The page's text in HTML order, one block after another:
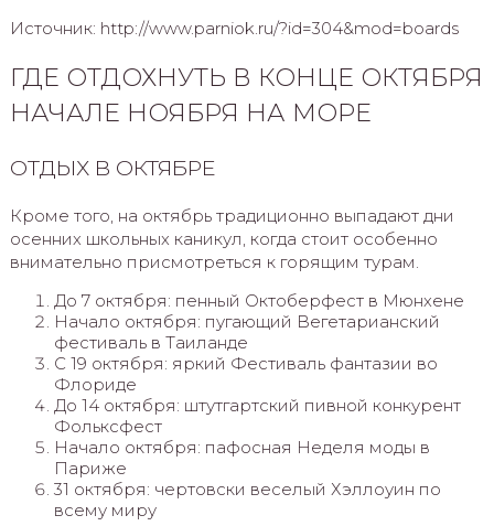
Источник: http://www.parniok.ru/?id=304&mod=boards
ГДЕ ОТДОХНУТЬ В КОНЦЕ ОКТЯБРЯ
НАЧАЛЕ НОЯБРЯ НА МОРЕ
ОТДЫХ В ОКТЯБРЕ
Кроме того, на октябрь традиционно выпадают дни
осенних школьных каникул, когда стоит особенно
внимательно присмотреться к горящим турам.
До 7 октября: пенный Октоберфест в Мюнхене
Начало октября: пугающий Вегетарианский
фестиваль в Таиланде
С 19 октября: яркий Фестиваль фантазии во
Флориде
До 14 октября: штутгартский пивной конкурент
Фольксфест
Начало октября: пафосная Неделя моды в
Париже
31 октября: чертовски веселый Хэллоуин по
всему миру